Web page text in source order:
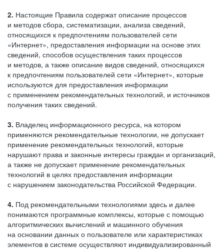
2. Настоящие Правила содержат описание процессов
и методов сбора, систематизации, анализа сведений,
относящихся к предпочтениям пользователей сети
«Интернет», предоставления информации на основе этих
сведений, способов осуществления таких процессов
и методов, а также описание видов сведений, относящихся
к предпочтениям пользователей сети «Интернет», которые
используются для предоставления информации
с применением рекомендательных технологий, и источников
получения таких сведений.
3. Владелец информационного ресурса, на котором
применяются рекомендательные технологии, не допускает
применение рекомендательных технологий, которые
нарушают права и законные интересы граждан и организаций,
а также не допускает применение рекомендательных
технологий в целях предоставления информации
с нарушением законодательства Российской Федерации.
4. Под рекомендательными технологиями здесь и далее
понимаются программные комплексы, которые с помощью
алгоритмических вычислений и машинного обучения
на основании данных о пользователе или характеристиках
элементов в системе осуществляют индивидуализированный